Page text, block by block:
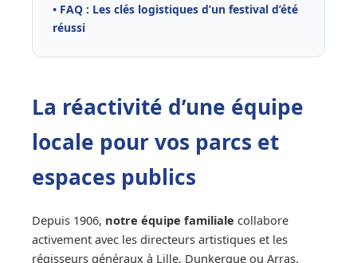
• FAQ : Les clés logistiques d’un festival d’été
réussi
La réactivité d’une équipe
locale pour vos parcs et
espaces publics
Depuis 1906, notre équipe familiale collabore
activement avec les directeurs artistiques et les
régisseurs généraux à Lille, Dunkerque ou Arras.